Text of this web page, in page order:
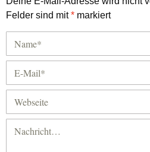
Felder sind mit* markiert